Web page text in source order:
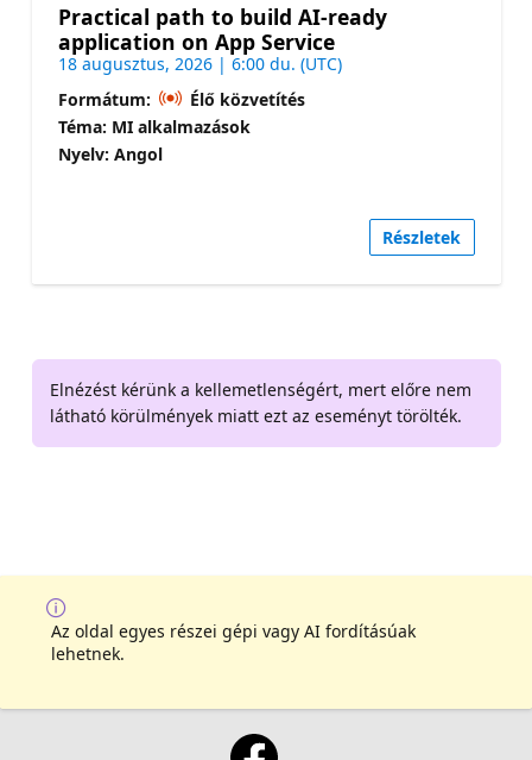
Practical path to build AI-ready
application on App Service
18 augusztus, 2026 | 6:00 du. (UTC)
Formátum:
Élő közvetítés
Téma: MI alkalmazások
Nyelv: Angol
Részletek
Elnézést kérünk a kellemetlenségért, mert előre nem
látható körülmények miatt ezt az eseményt törölték.
Az oldal egyes részei gépi vagy AI fordításúak
lehetnek.